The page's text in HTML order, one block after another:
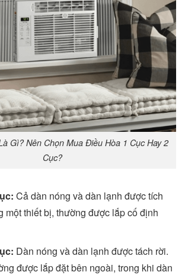
Gì? Nên Chọn Mua Điều Hòa 1 Cục Hay 2
Cục?
Cả dàn nóng và dàn lạnh được tích
một thiết bị, thường được lắp cố định
Dàn nóng và dàn lạnh được tách rời.
được lắp đặt bên ngoài, trong khi dàn